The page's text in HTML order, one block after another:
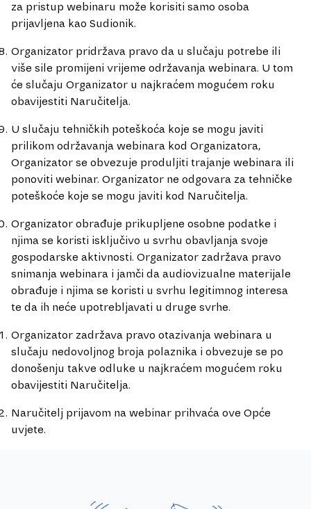
za pristup webinaru može korisiti samo osoba
prijavljena kao Sudionik.
Organizator pridržava pravo da u slučaju potrebe ili
više sile promijeni vrijeme održavanja webinara. U tom
će slučaju Organizator u najkraćem mogućem roku
obavijestiti Naručitelja.
U slučaju tehničkih poteškoća koje se mogu javiti
prilikom održavanja webinara kod Organizatora,
Organizator se obvezuje produljiti trajanje webinara ili
ponoviti webinar. Organizator ne odgovara za tehničke
poteškoće koje se mogu javiti kod Naručitelja.
Organizator obrađuje prikupljene osobne podatke i
njima se koristi isključivo u svrhu obavljanja svoje
gospodarske aktivnosti. Organizator zadržava pravo
snimanja webinara i jamči da audiovizualne materijale
obrađuje i njima se koristi u svrhu legitimnog interesa
te da ih neće upotrebljavati u druge svrhe.
Organizator zadržava pravo otazivanja webinara u
slučaju nedovoljnog broja polaznika i obvezuje se po
donošenju takve odluke u najkraćem mogućem roku
obavijestiti Naručitelja.
Naručitelj prijavom na webinar prihvaća ove Opće
uvjete.